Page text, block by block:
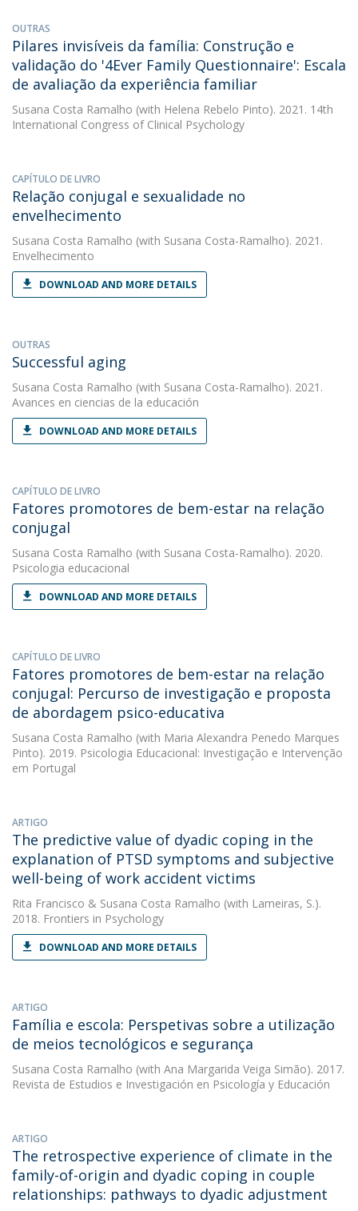
OUTRAS
Pilares invisíveis da família: Construção e
validação do '4Ever Family Questionnaire': Escala
de avaliação da experiência familiar
Susana Costa Ramalho (with Helena Rebelo Pinto). 2021. 14th
International Congress of Clinical Psychology
CAPÍTULO DE LIVRO
Relação conjugal e sexualidade no
envelhecimento
Susana Costa Ramalho (with Susana Costa-Ramalho). 2021.
Envelhecimento
DOWNLOAD AND MORE DETAILS
OUTRAS
Successful aging
Susana Costa Ramalho (with Susana Costa-Ramalho). 2021.
Avances en ciencias de la educación
DOWNLOAD AND MORE DETAILS
CAPÍTULO DE LIVRO
Fatores promotores de bem-estar na relação
conjugal
Susana Costa Ramalho (with Susana Costa-Ramalho). 2020.
Psicologia educacional
DOWNLOAD AND MORE DETAILS
CAPÍTULO DE LIVRO
Fatores promotores de bem-estar na relação
conjugal: Percurso de investigação e proposta
de abordagem psico-educativa
Susana Costa Ramalho (with Maria Alexandra Penedo Marques
Pinto). 2019. Psicologia Educacional: Investigação e Intervenção
em Portugal
ARTIGO
The predictive value of dyadic coping in the
explanation of PTSD symptoms and subjective
well-being of work accident victims
Rita Francisco & Susana Costa Ramalho (with Lameiras, S.).
2018. Frontiers in Psychology
DOWNLOAD AND MORE DETAILS
ARTIGO
Família e escola: Perspetivas sobre a utilização
de meios tecnológicos e segurança
Susana Costa Ramalho (with Ana Margarida Veiga Simão). 2017.
Revista de Estudios e Investigación en Psicología y Educación
ARTIGO
The retrospective experience of climate in the
family-of-origin and dyadic coping in couple
relationships: pathways to dyadic adjustment